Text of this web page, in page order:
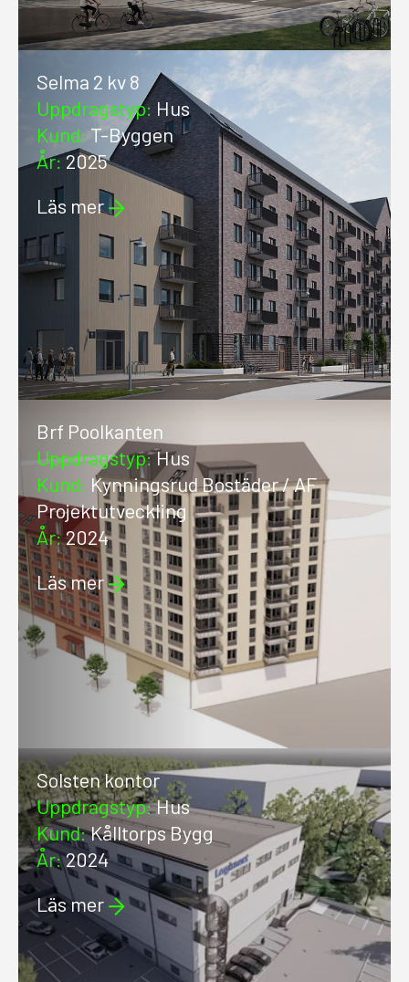
Selma 2 kv 8
Uppdragstyp: Hus
Kund:T-Byggen
År:2025
Läs mer
Brf Poolkanten
Uppdragstyp:Hus
Kund: Kynningsrud Bostäder / AF
Projektutveckling
År:2024
Läs mer
Solsten kontor
Uppdragstyp:Hus
Kund:Kålltorps Bygg
År:2024
Läs mer